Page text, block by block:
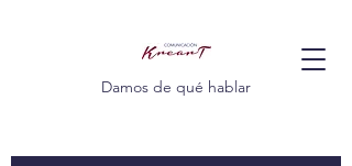
Damos de qué hablar